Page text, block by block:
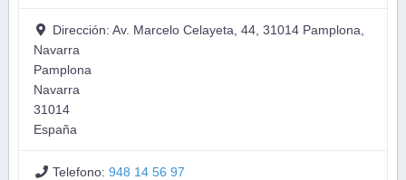
Dirección:Av. Marcelo Celayeta, 44, 31014 Pamplona,
Navarra
Pamplona
Navarra
31014
España
Telefono:948 14 56 97